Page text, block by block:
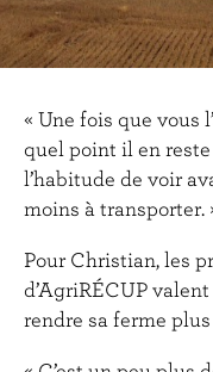
« Une fois que vous
quel point il en reste
l’habitude de voir
moins à transporter.
Pour Christian, les
d’AgriRÉCUP
rendre sa ferme